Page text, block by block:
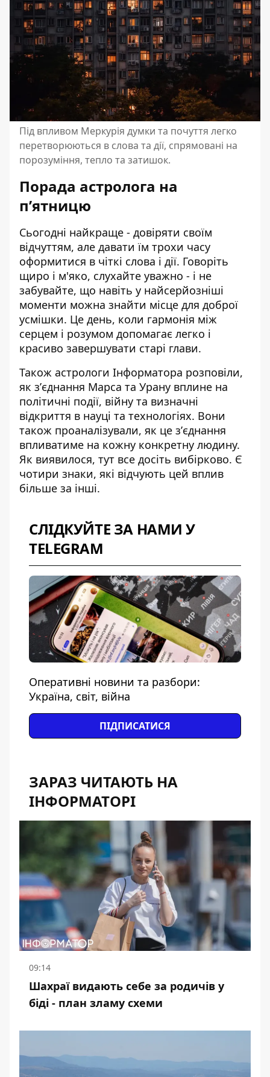
Під впливом Меркурія думки та почуття легко
перетворюються в слова та дії, спрямовані на
порозуміння, тепло та затишок.
Порада астролога на
пʼятницю
Сьогодні найкраще - довіряти своїм
відчуттям, але давати їм трохи часу
оформитися в чіткі слова і дії. Говоріть
щиро і м'яко, слухайте уважно - і не
забувайте, що навіть у найсерйозніші
моменти можна знайти місце для доброї
усмішки. Це день, коли гармонія між
серцем і розумом допомагає легко і
красиво завершувати старі глави.
Також астрологи Інформатора розповіли,
як зʼєднання Марса та Урану вплине на
політичні події, війну та визначні
відкриття в науці та технологіях. Вони
також проаналізували, як це зʼєднання
впливатиме на кожну конкретну людину.
Як виявилося, тут все досіть вибірково. Є
чотири знаки, які відчують цей вплив
більше за інші.
СЛІДКУЙТЕ ЗА НАМИ У
TELEGRAM
Оперативні новини та разбори:
Україна, світ, війна
ПІДПИСАТИСЯ
ЗАРАЗ ЧИТАЮТЬ НА
ІНФОРМАТОРІ
09:14
Шахраї видають себе за родичів у
біді - план зламу схеми